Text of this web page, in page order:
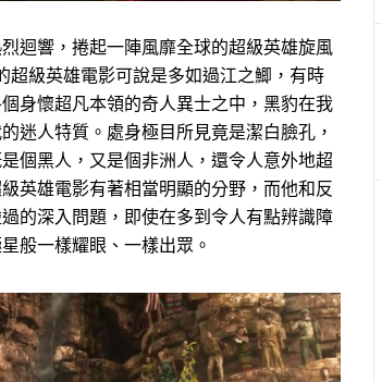
迴響，捲起一陣風靡全球的超級英雄旋風
超級英雄電影可說是多如過江之鯽，有時
身懷超凡本領的奇人異士之中，黑豹在我
迷人特質。處身極目所見竟是潔白臉孔，
個黑人，又是個非洲人，還令人意外地超
英雄電影有著相當明顯的分野，而他和反
的深入問題，即使在多到令人有點辨識障
般一樣耀眼、一樣出眾。